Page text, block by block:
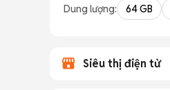
Dung lượng: 64 GB
Siêu thị điện tử